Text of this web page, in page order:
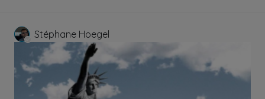
Stéphane Hoegel